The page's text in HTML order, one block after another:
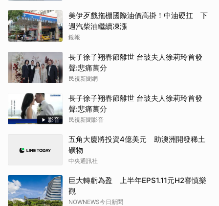
美伊歹戲拖棚國際油價高掛！中油硬扛 下
週汽柴油繼續凍漲
鏡報
長子徐子翔春節離世 台玻夫人徐莉玲首發
聲:悲痛萬分
民視新聞網
影音
長子徐子翔春節離世 台玻夫人徐莉玲首發
聲:悲痛萬分
民視新聞影音
五角大廈將投資4億美元 助澳洲開發稀土
礦物
中央通訊社
巨大轉虧為盈 上半年EPS1.11元H2審慎樂
觀
NOWNEWS今日新聞